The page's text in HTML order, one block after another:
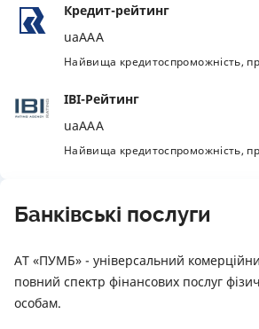
Кредит-рейтинг
uaAAA
Найвища кредитоспроможність,
IBI-Рейтинг
uaAAA
Найвища кредитоспроможність,
Банківські послуги
АТ «ПУМБ» - універсальний
повний спектр фінансових послуг
особам.